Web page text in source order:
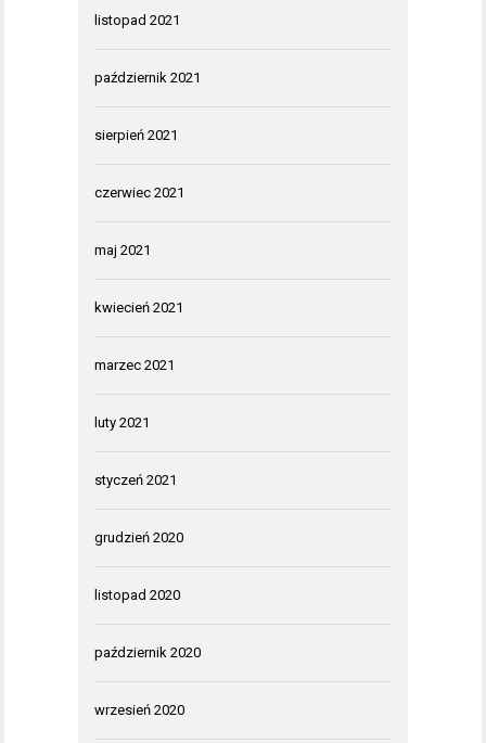
listopad 2021
październik 2021
sierpień 2021
czerwiec 2021
maj 2021
kwiecień 2021
marzec 2021
luty 2021
styczeń 2021
grudzień 2020
listopad 2020
październik 2020
wrzesień 2020